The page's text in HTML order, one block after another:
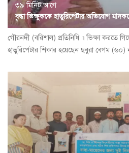
৩৯ মিনিট আগে
বৃদ্ধা ভিক্ষুককে হাতুরিপেটার অভিযোগ
গৌরনদী (বরিশাল) প্রতিনিধি ॥ ভিক্ষা করতে
হাতুরিপেটার শিকার হয়েছেন ছবুরা বেগম (৬০)